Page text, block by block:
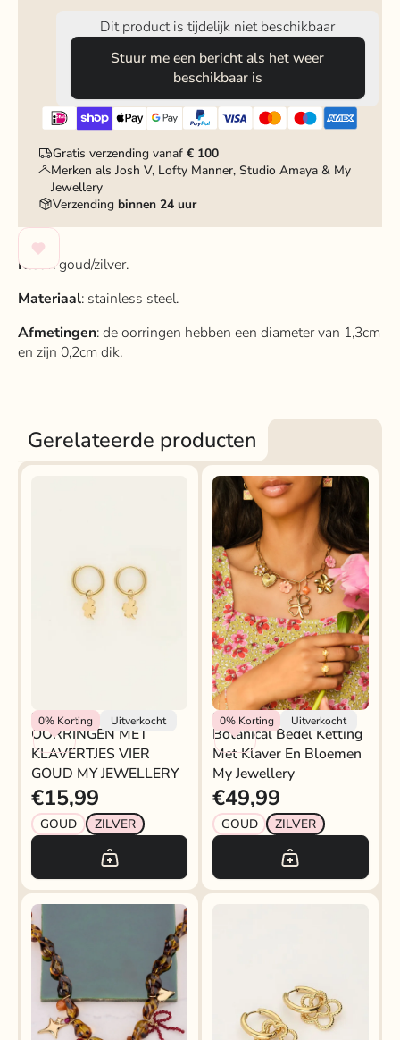
Dit product is tijdelijk niet beschikbaar
Stuur me een bericht als het weer
beschikbaar is
Gratis verzending vanaf€ 100
Merken als Josh V, Lofty Manner, Studio Amaya & My
Jewellery
Verzendingbinnen 24 uur
Kleur: goud/zilver.
Materiaal: stainless steel.
Afmetingen: de oorringen hebben een diameter van 1,3cm
en zijn 0,2cm dik.
Gerelateerde producten
0% Korting Uitverkocht
My Jewellery
OORRINGEN MET
KLAVERTJES VIER
GOUD MY JEWELLERY
€15,99
GOUD ZILVER
0%Korting Uitverkocht
My Jewellery
Botanical Bedel Ketting
Met Klaver En Bloemen
My Jewellery
€49,99
GOUD ZILVER